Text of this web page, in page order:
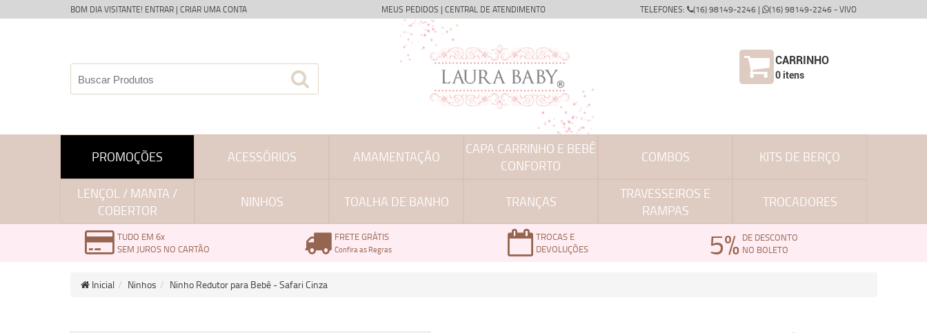
BOM DIA VISITANTE! ENTRAR | CRIAR UMA CONTA MEUS PEDIDOS | CENTRAL DE ATENDIMENTO TELEFONES: (16) 98149-2246 | (16) 98149-2246 - VIVO
CARRINHO
0itens
PROMOÇÕES ACESSÓRIOS AMAMENTAÇÃO
CAPA CARRINHO E BEBÊ
CONFORTO
COMBOS KITS DE BERÇO
LENÇOL / MANTA /
COBERTOR
NINHOS TOALHA DE BANHO TRANÇAS
TRAVESSEIROS E
RAMPAS
TROCADORES
TUDO EM 6x
SEM JUROS NO CARTÃO
FRETE GRÁTIS
Confira as Regras
TROCAS E
DEVOLUÇÕES
5% DE DESCONTO
NO BOLETO
Inicial Ninhos Ninho Redutor para Bebê - Safari Cinza